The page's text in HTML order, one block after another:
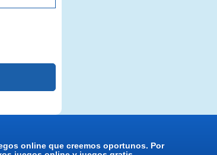
online que creemos oportunos. Por